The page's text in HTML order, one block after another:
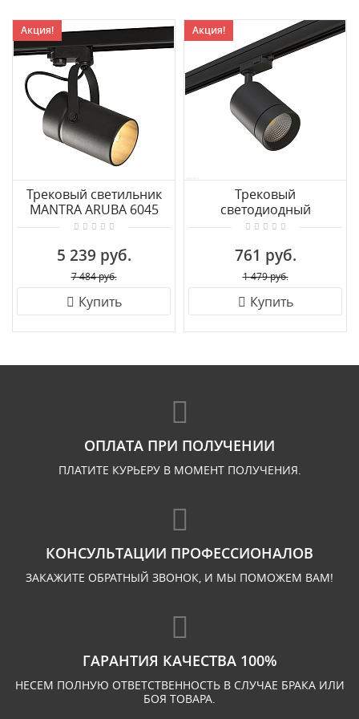
Акция!
Трековый светильник
MANTRA ARUBA 6045
5 239 руб.
7 484 руб.
Купить
Акция!
Трековый
светодиодный
светильник для 3-
Canno 301572
761 руб.
1 479 руб.
Купить
ОПЛАТА ПРИ ПОЛУЧЕНИИ
ПЛАТИТЕ КУРЬЕРУ В МОМЕНТ ПОЛУЧЕНИЯ.
КОНСУЛЬТАЦИИ ПРОФЕССИОНАЛОВ
ЗАКАЖИТЕ ОБРАТНЫЙ ЗВОНОК, И МЫ ПОМОЖЕМ ВАМ!
ГАРАНТИЯ КАЧЕСТВА 100%
НЕСЕМ ПОЛНУЮ ОТВЕТСТВЕННОСТЬ В СЛУЧАЕ БРАКА ИЛИ
БОЯ ТОВАРА.